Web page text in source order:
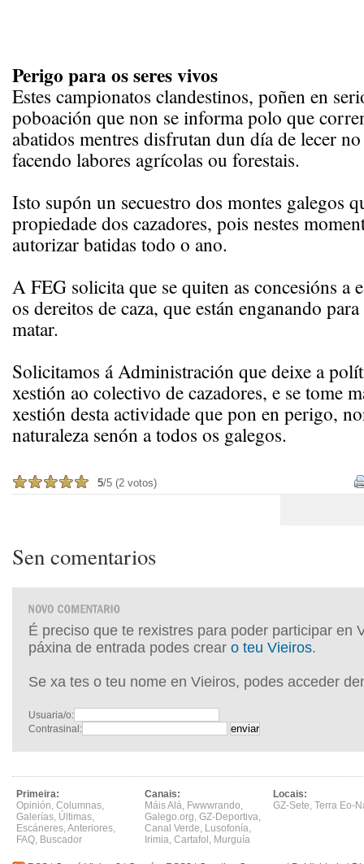
Perigo para os seres vivos
Estes campionatos clandestinos, poñen en
poboación que non se informa polo que
abatidos mentres disfrutan dun día de lecer
facendo labores agrícolas ou forestais.
Isto supón un secuestro dos montes galegos
propiedade dos cazadores, pois nestes
autorizar batidas todo o ano.
A FEG solicita que se quiten as concesións a
os dereitos de caza, que están enganando
matar.
Solicitamos á Administración que deixe a
xestión ao colectivo de cazadores, e se tome
xestión desta actividade que pon en perigo,
naturaleza senón a todos os galegos.
5/5 (2 votos)
Sen comentarios
É preciso que te rexistres para poder participar en
páxina de entrada podes crear o teu Vieiros.
Se xa tes o teu nome en Vieiros, podes acceder
Usuaria/o:
Contrasinal:
Primeira:
Opinión, Columnas,
Galerías, Últimas,
Escáneres,Anteriores,
FAQ, Buscador
Canais:
Máis Alá, Fwwwrando,
Galego.org, GZ-Deportiva,
Canal Verde, Lusofonía,
Irimia, Cartafol , Murguía
Locais:
GZ-Sete, Terra Eo-